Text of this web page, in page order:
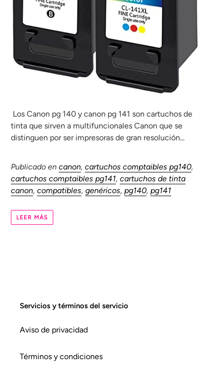
Los Canon pg 140 y canon pg 141 son cartuchos de
tinta que sirven a multifuncionales Canon que se
distinguen por ser impresoras de gran resolución...
Publicado en canon, cartuchos comptaibles pg140,
cartuchos comptaibles pg141, cartuchos de tinta
canon, compatibles, genéricos, pg140, pg141
LEER MÁS
Servicios y términos del servicio
Aviso de privacidad
Términos y condiciones